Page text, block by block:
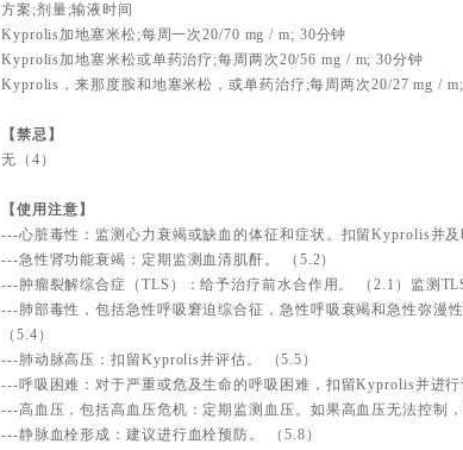
方案;剂量;输液时间
Kyprolis加地塞米松;每周一次20/70 mg / m; 30分钟
Kyprolis加地塞米松或单药治疗;每周两次20/56 mg / m; 30分钟
Kyprolis，来那度胺和地塞米松，或单药治疗;每周两次20/27 mg /
【禁忌】
无（4）
【使用注意】
---心脏毒性：监测心力衰竭或缺血的体征和症状。扣留Kyprolis并及
---急性肾功能衰竭：定期监测血清肌酐。 （5.2）
---肿瘤裂解综合症（TLS）：给予治疗前水合作用。 （2.1）监测
---肺部毒性，包括急性呼吸窘迫综合征，急性呼吸衰竭和急性弥漫
（5.4）
---肺动脉高压：扣留Kyprolis并评估。 （5.5）
---呼吸困难：对于严重或危及生命的呼吸困难，扣留Kyprolis并进行
---高血压，包括高血压危机：定期监测血压。如果高血压无法控制
---静脉血栓形成：建议进行血栓预防。 （5.8）